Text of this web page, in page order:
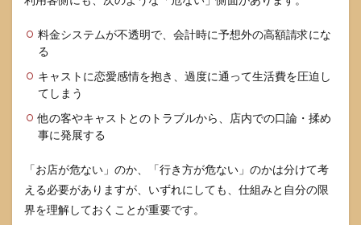
決め
きた
ール
（NG
ン・
連絡
ど）
4.2
勤務
中に
料金システムが不透明で、会計時に予想外の高額請求にな
る
キャストに恋愛感情を抱き、過度に通って生活費を圧迫し
てしまう
他の客やキャストとのトラブルから、店内での口論・揉め
事に発展する
「お店が危ない」のか、「行き方が危ない」のかは分けて考
える必要がありますが、いずれにしても、仕組みと自分の限
界を理解しておくことが重要です。